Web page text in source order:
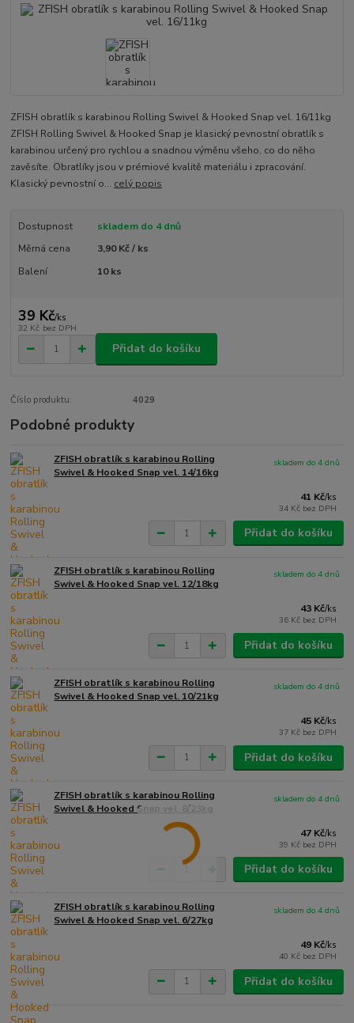
ZFISH obratlík s karabinou Rolling Swivel & Hooked Snap vel. 16/11kg
ZFISH Rolling Swivel & Hooked Snap je klasický pevnostní obratlík s
karabinou určený pro rychlou a snadnou výměnu všeho, co do něho
zavěsíte. Obratlíky jsou v prémiové kvalitě materiálu i zpracování.
Klasický pevnostní o... celý popis
Dostupnost
skladem do 4 dnů
Měrná cena
3,90 Kč / ks
Balení
10 ks
39 Kč/ks
32 Kč bez DPH
Přidat do košíku
Číslo produktu: 4029
Podobné produkty
ZFISH obratlík s karabinou Rolling
Swivel & Hooked Snap vel. 14/16kg
41 Kč/ks
34 Kč bez DPH
skladem do 4 dnů
Přidat do košíku
ZFISH obratlík s karabinou Rolling
Swivel & Hooked Snap vel. 12/18kg
43 Kč/ks
36 Kč bez DPH
skladem do 4 dnů
Přidat do košíku
ZFISH obratlík s karabinou Rolling
Swivel & Hooked Snap vel. 10/21kg
45 Kč/ks
37 Kč bez DPH
skladem do 4 dnů
Přidat do košíku
ZFISH obratlík s karabinou Rolling
Swivel & Hooked Snap vel. 8/23kg
47 Kč/ks
39 Kč bez DPH
skladem do 4 dnů
Přidat do košíku
ZFISH obratlík s karabinou Rolling
Swivel & Hooked Snap vel. 6/27kg
49 Kč/ks
40 Kč bez DPH
skladem do 4 dnů
Přidat do košíku